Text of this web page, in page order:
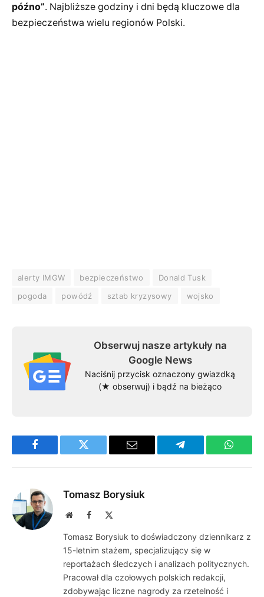
późno”. Najbliższe godziny i dni będą kluczowe dla
bezpieczeństwa wielu regionów Polski.
alerty IMGW bezpieczeństwo
Donald Tusk
pogoda
powódź sztab kryzysowy wojsko
Obserwuj nasze artykuły na
Google News
Naciśnij przycisk oznaczony gwiazdką
(★ obserwuj) i bądź na bieżąco
Facebook Twitter Email Telegram
Tomasz Borysiuk
WebsiteFacebook
Tomasz Borysiuk to doświadczony dziennikarz z
15-letnim stażem, specjalizujący się w
reportażach śledczych i analizach politycznych.
Pracował dla czołowych polskich redakcji,
zdobywając liczne nagrody za rzetelność i